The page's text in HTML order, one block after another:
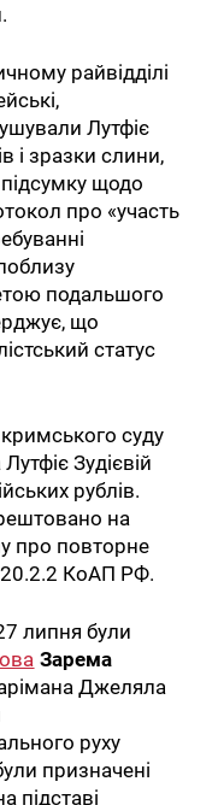
райвідділі
Лутфіє
і зразки слини,
щодо
про «участь
подальшого
що
статус
суду
Зудієвій
рублів.
на
про повторне
20.2.2 КоАП РФ.
липня були
Зарема
Джеляла
руху
призначені
підставі